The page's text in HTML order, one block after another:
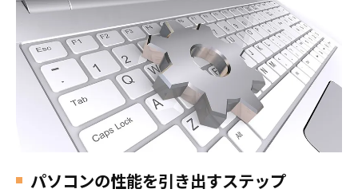
パソコンの性能を引き出すステップ